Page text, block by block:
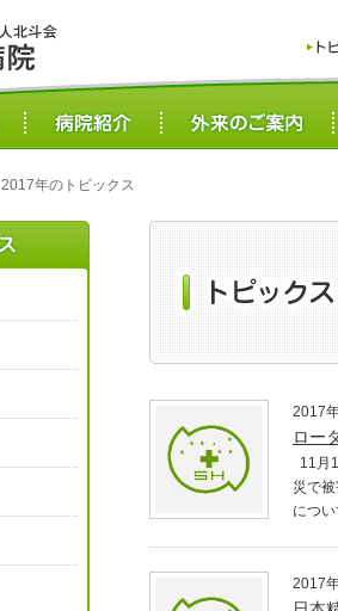
2017年のトピックス
2017
ロー
11月
災で
につ
2017